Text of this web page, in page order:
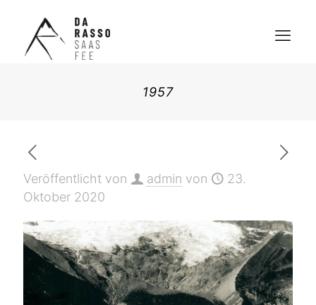
1957
Veröffentlicht von admin von
23.
Oktober 2020